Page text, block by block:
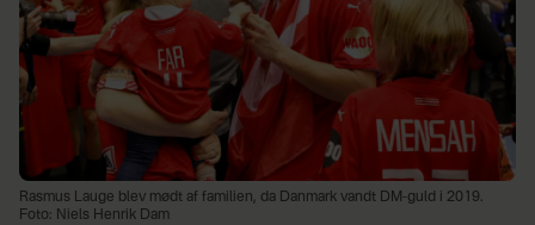
Rasmus Lauge blev mødt af familien, da Danmark vandt DM-guld i 2019.
Foto: Niels Henrik Dam